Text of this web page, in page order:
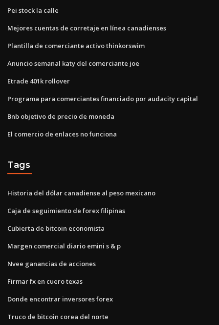
Pei stock la calle
Mejores cuentas de corretaje en línea canadienses
Plantilla de comerciante activo thinkorswim
Anuncio semanal katy del comerciante joe
Etrade 401k rollover
Programa para comerciantes financiado por audacity capital
Bnb objetivo de precio de moneda
El comercio de enlaces no funciona
Tags
Historia del dólar canadiense al peso mexicano
Caja de seguimiento de forex filipinas
Cubierta de bitcoin economista
Margen comercial diario emini s & p
Nvee ganancias de acciones
Firmar fx en cuero texas
Donde encontrar inversores forex
Truco de bitcoin corea del norte